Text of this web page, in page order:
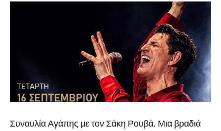
Συναυλία Αγάπης με τον Σάκη Ρουβά. Μια βραδιά